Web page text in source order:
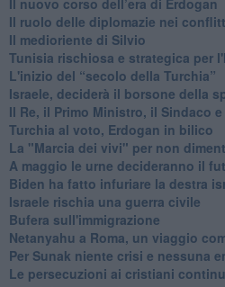
Il ruolo delle diplomazie nei
Il medioriente di Silvio
Tunisia rischiosa e strategica per
L'inizio del “secolo della Turchia”
Israele, deciderà il borsone della
Il Re, il Primo Ministro, il Sindaco
Turchia al voto, Erdogan in bilico
La "Marcia dei vivi" per non
A maggio le urne decideranno il
Biden ha fatto infuriare la destra
Israele rischia una guerra civile
Bufera sull'immigrazione
Netanyahu a Roma, un viaggio
Per Sunak niente crisi e nessuna
Le persecuzioni ai cristiani